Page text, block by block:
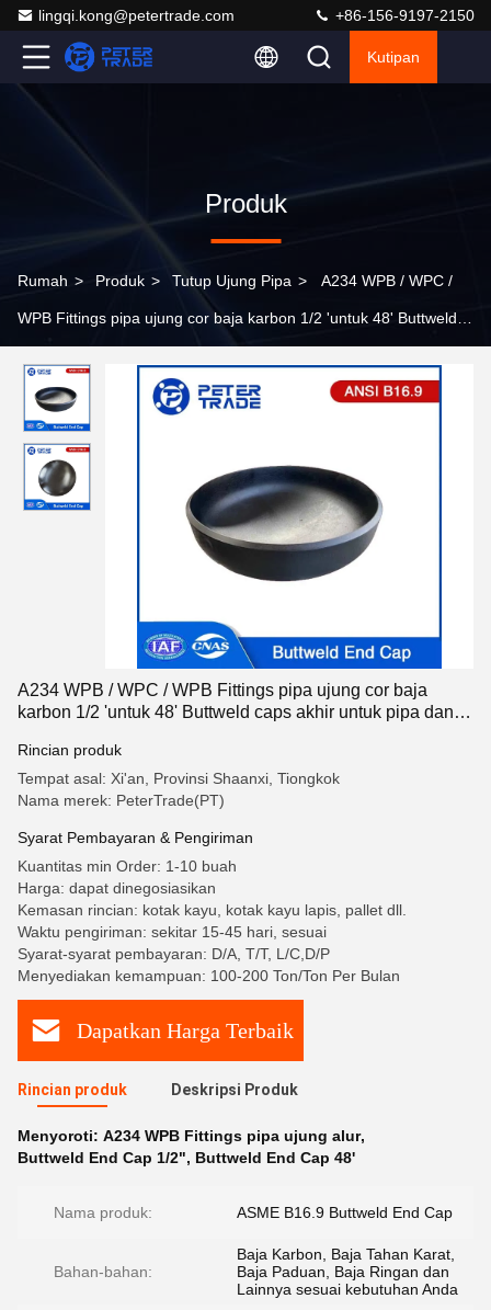
lingqi.kong@petertrade.com +86-156-9197-2150
Kutipan
Produk
Rumah > Produk > Tutup Ujung Pipa > A234 WPB / WPC /
WPB Fittings pipa ujung cor baja karbon 1/2 'untuk 48' Buttweld
A234 WPB / WPC / WPB Fittings pipa ujung cor baja
karbon 1/2 'untuk 48' Buttweld caps akhir untuk pipa dan
Rincian produk
Tempat asal: Xi'an, Provinsi Shaanxi, Tiongkok
Nama merek: PeterTrade(PT)
Syarat Pembayaran & Pengiriman
Kuantitas min Order: 1-10 buah
Harga: dapat dinegosiasikan
Kemasan rincian: kotak kayu, kotak kayu lapis, pallet dll.
Waktu pengiriman: sekitar 15-45 hari, sesuai
Syarat-syarat pembayaran: D/A, T/T, L/C,D/P
Menyediakan kemampuan: 100-200 Ton/Ton Per Bulan
Dapatkan Harga Terbaik
Rincian produk Deskripsi Produk
Menyoroti: A234 WPB Fittings pipa ujung alur,
Buttweld End Cap 1/2", Buttweld End Cap 48'
Nama produk: ASME B16.9 Buttweld End Cap
Bahan-bahan:
Baja Karbon, Baja Tahan Karat,
Baja Paduan, Baja Ringan dan
Lainnya sesuai kebutuhan Anda